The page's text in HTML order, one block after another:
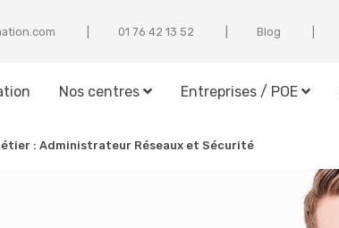
Nos centres Entreprises / POE
25 31 24 67 10 Blog
:Administrateur Réseaux et Sécurité